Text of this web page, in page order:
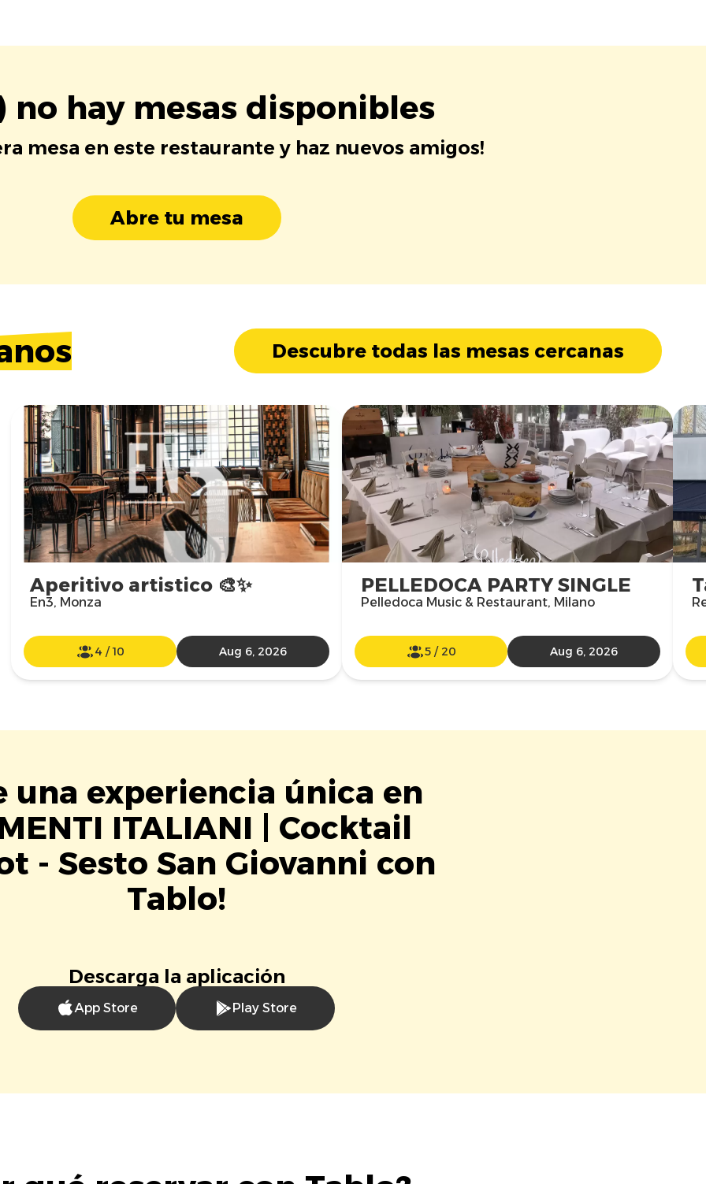
no hay mesas disponibles
mesa en este restaurante y haz nuevos amigos!
Abre tu mesa
Descubre todas las mesas cercanas
Aperitivo artistico 🎨✨
En3, Monza
4 /10 Aug 6, 2026
PELLEDOCA PARTY SINGLE
Pelledoca Music & Restaurant, Milano
5 / 20 Aug 6, 2026
una experiencia única en
ITALIANI | Cocktail
- Sesto San Giovanni con
Tablo!
Descarga la aplicación
App Store Play Store